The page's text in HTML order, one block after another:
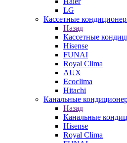
LG
Кассетные
Назад
Кассетные
Hisense
FUNAI
Royal Clima
AUX
Ecoclima
Hitachi
Канальные
Назад
Канальные
Hisense
Royal Clima